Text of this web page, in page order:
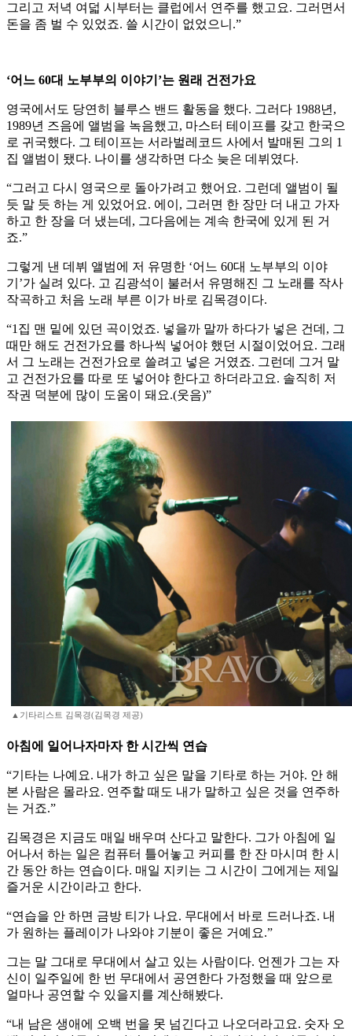
그리고 저녁 여덟 시부터는 클럽에서 연주를 했고요. 그러면서
돈을 좀 벌 수 있었죠. 쓸 시간이 없었으니.”
‘어느 60대 노부부의 이야기’는 원래 건전가요
영국에서도 당연히 블루스 밴드 활동을 했다. 그러다 1988년,
1989년 즈음에 앨범을 녹음했고, 마스터 테이프를 갖고 한국으
로 귀국했다. 그 테이프는 서라벌레코드 사에서 발매된 그의 1
집 앨범이 됐다. 나이를 생각하면 다소 늦은 데뷔였다.
“그러고 다시 영국으로 돌아가려고 했어요. 그런데 앨범이 될
듯 말 듯 하는 게 있었어요. 에이, 그러면 한 장만 더 내고 가자
하고 한 장을 더 냈는데, 그다음에는 계속 한국에 있게 된 거
죠.”
그렇게 낸 데뷔 앨범에 저 유명한 ‘어느 60대 노부부의 이야
기’가 실려 있다. 고 김광석이 불러서 유명해진 그 노래를 작사
작곡하고 처음 노래 부른 이가 바로 김목경이다.
“1집 맨 밑에 있던 곡이었죠. 넣을까 말까 하다가 넣은 건데, 그
때만 해도 건전가요를 하나씩 넣어야 했던 시절이었어요. 그래
서 그 노래는 건전가요로 쓸려고 넣은 거였죠. 그런데 그거 말
고 건전가요를 따로 또 넣어야 한다고 하더라고요. 솔직히 저
작권 덕분에 많이 도움이 돼요.(웃음)”
▲기타리스트 김목경(김목경 제공)
아침에 일어나자마자 한 시간씩 연습
“기타는 나예요. 내가 하고 싶은 말을 기타로 하는 거야. 안 해
본 사람은 몰라요. 연주할 때도 내가 말하고 싶은 것을 연주하
는 거죠.”
김목경은 지금도 매일 배우며 산다고 말한다. 그가 아침에 일
어나서 하는 일은 컴퓨터 틀어놓고 커피를 한 잔 마시며 한 시
간 동안 하는 연습이다. 매일 지키는 그 시간이 그에게는 제일
즐거운 시간이라고 한다.
“연습을 안 하면 금방 티가 나요. 무대에서 바로 드러나죠. 내
가 원하는 플레이가 나와야 기분이 좋은 거예요.”
그는 말 그대로 무대에서 살고 있는 사람이다. 언젠가 그는 자
신이 일주일에 한 번 무대에서 공연한다 가정했을 때 앞으로
얼마나 공연할 수 있을지를 계산해봤다.
“내 남은 생애에 오백 번을 못 넘긴다고 나오더라고요. 숫자 오